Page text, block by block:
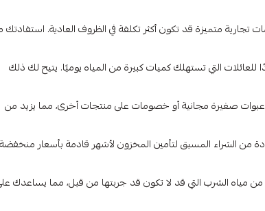
تجارية متميزة قد تكون أكثر تكلفة في الظروف العادية.
التي تستهلك كميات كبيرة من المياه يوميًا. يتيح لك ذلك
صغيرة مجانية أو خصومات على منتجات أخرى، مما يزيد من
من الشراء المسبق لتأمين المخزون لأشهر قادمة بأسعار
مياه الشرب التي قد لا تكون قد جربتها من قبل، مما يساعدك